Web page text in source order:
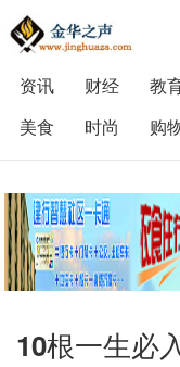
资讯 财经 教
美食
时尚 购
10根一生必